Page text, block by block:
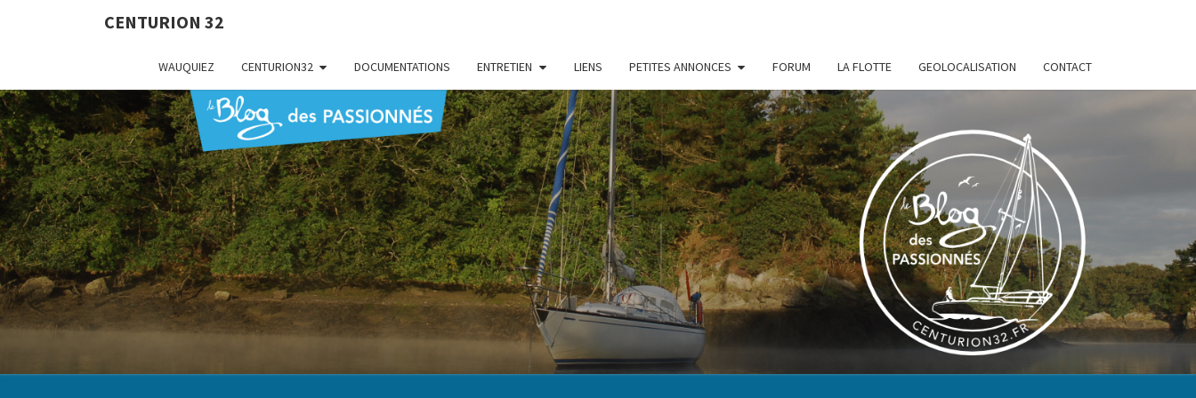
CENTURION 32
WAUQUIEZ CENTURION32 DOCUMENTATIONS ENTRETIEN LIENS PETITES ANNONCES FORUM LA FLOTTE GEOLOCALISATION CONTACT
CENTURION
32
Le Blog
Des
Passionnés